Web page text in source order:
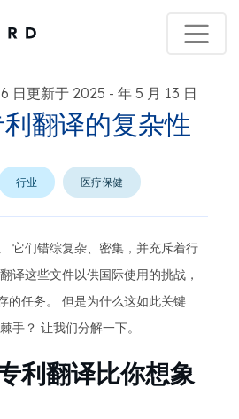
日更新于 2025 - 年 5 月 13 日
翻译的复杂性
行业 医疗保健
它们错综复杂、密集，并充斥着行
译这些文件以供国际使用的挑战，
的任务。 但是为什么这如此关键
手？ 让我们分解一下。
利翻译比你想象